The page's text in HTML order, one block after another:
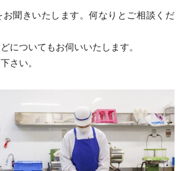
お聞きいたします。何なりとご相談くだ
についてもお伺いいたします。
さい。